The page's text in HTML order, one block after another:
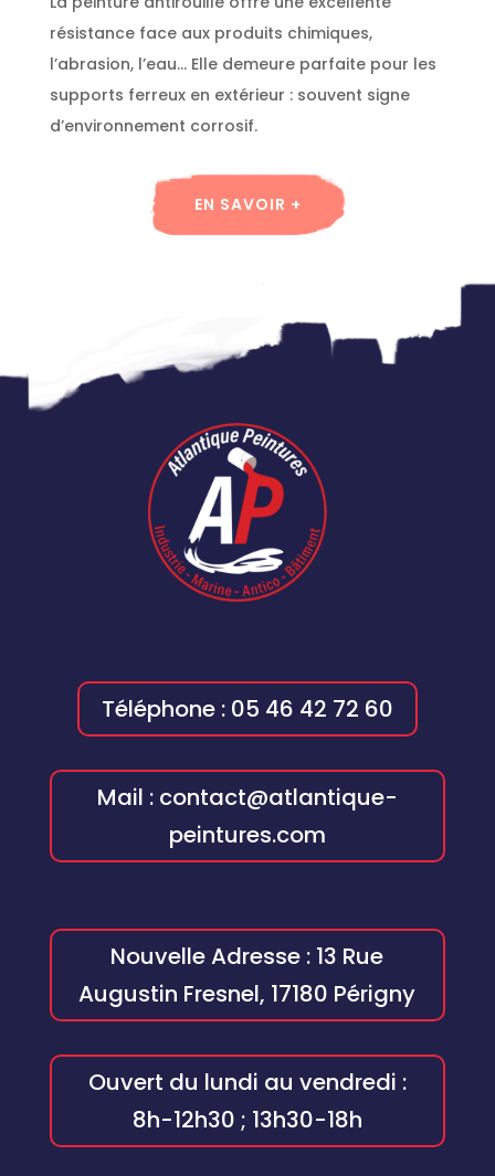
résistance face aux produits chimiques,
l’abrasion, l’eau… Elle demeure parfaite pour les
supports ferreux en extérieur : souvent signe
d’environnement corrosif.
EN SAVOIR +
Téléphone : 05 46 42 72 60
Mail : contact@atlantique-
peintures.com
Nouvelle Adresse : 13 Rue
Augustin Fresnel, 17180 Périgny
Ouvert du lundi au vendredi :
8h-12h30 ; 13h30-18h